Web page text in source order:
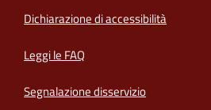
Dichiarazione di accessibilità
Leggi le FAQ
Segnalazione disservizio